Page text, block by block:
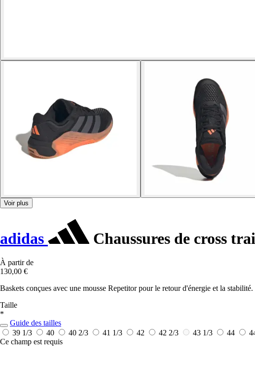
Voir plus
adidas Chaussures de cross
À partir de
130,00 €
Baskets conçues avec une mousse Repetitor pour le retour d'énergie et la stabilité.
Taille
*
Guide des tailles
39 1/3
40 40 2/3 41 1/3 42 42 2/3 43 1/3 44
Ce champ est requis